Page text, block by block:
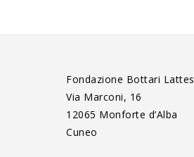
Fondazione Bottari Lattes
Via Marconi, 16
12065 Monforte d’Alba
Cuneo